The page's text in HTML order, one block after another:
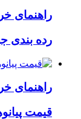
راهنمای
رده بندی
راهنمای
قیمت